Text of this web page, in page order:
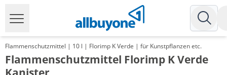
Flammenschutzmittel | 10 l | Florimp K Verde | für Kunstpflanzen etc.
Flammenschutzmittel Florimp K Verde